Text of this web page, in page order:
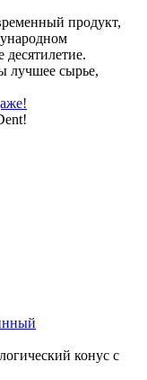
продукт,
лучшее сырье,
конус с